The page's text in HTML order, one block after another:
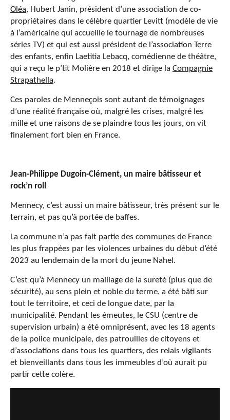
Oléa, Hubert Janin, président d’une association de co-
propriétaires dans le célèbre quartier Levitt (modèle de vie
à l’américaine qui accueille le tournage de nombreuses
séries TV) et qui est aussi président de l’association Terre
des enfants, enfin Laetitia Lebacq, comédienne de théâtre,
qui a reçu le p’tit Molière en 2018 et dirige la Compagnie
Strapathella.
Ces paroles de Menneçois sont autant de témoignages
d’une réalité française où, malgré les crises, malgré les
mille et une raisons de se plaindre tous les jours, on vit
finalement fort bien en France.
Jean-Philippe Dugoin-Clément, un maire bâtisseur et
rock’n roll
Mennecy, c’est aussi un maire bâtisseur, très présent sur le
terrain, et pas qu’à portée de baffes.
La commune n’a pas fait partie des communes de France
les plus frappées par les violences urbaines du début d’été
2023 au lendemain de la mort du jeune Nahel.
C’est qu’à Mennecy un maillage de la sureté (plus que de
sécurité), au sens plein et noble du terme, a été bâti sur
tout le territoire, et ceci de longue date, par la
municipalité. Pendant les émeutes, le CSU (centre de
supervision urbain) a été omniprésent, avec les 18 agents
de la police municipale, des patrouilles de citoyens et
d’associations dans tous les quartiers, des relais vigilants
et bienveillants dans tous les immeubles d’où aurait pu
partir cette colère.